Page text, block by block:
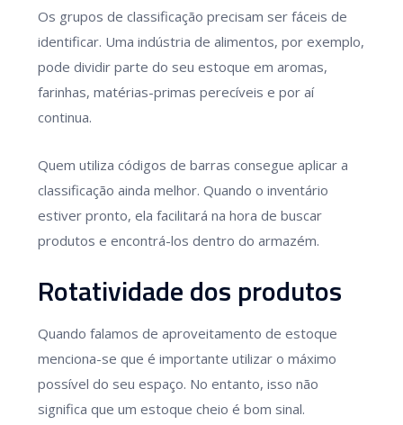
Os grupos de classificação precisam ser fáceis de
identificar. Uma indústria de alimentos, por exemplo,
pode dividir parte do seu estoque em aromas,
farinhas, matérias-primas perecíveis e por aí
continua.
Quem utiliza códigos de barras consegue aplicar a
classificação ainda melhor. Quando o inventário
estiver pronto, ela facilitará na hora de buscar
produtos e encontrá-los dentro do armazém.
Rotatividade dos produtos
Quando falamos de aproveitamento de estoque
menciona-se que é importante utilizar o máximo
possível do seu espaço. No entanto, isso não
significa que um estoque cheio é bom sinal.